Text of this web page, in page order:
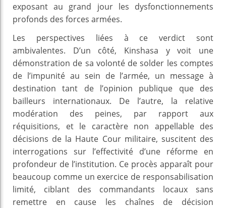
exposant au grand jour les dysfonctionnements
profonds des forces armées.
Les perspectives liées à ce verdict sont
ambivalentes. D’un côté, Kinshasa y voit une
démonstration de sa volonté de solder les comptes
de l’impunité au sein de l’armée, un message à
destination tant de l’opinion publique que des
bailleurs internationaux. De l’autre, la relative
modération des peines, par rapport aux
réquisitions, et le caractère non appellable des
décisions de la Haute Cour militaire, suscitent des
interrogations sur l’effectivité d’une réforme en
profondeur de l’institution. Ce procès apparaît pour
beaucoup comme un exercice de responsabilisation
limité, ciblant des commandants locaux sans
remettre en cause les chaînes de décision